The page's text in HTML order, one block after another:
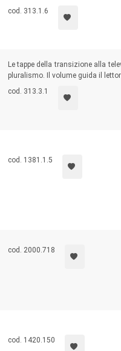
cod. 313.1.6
Le tappe della transizione alla
pluralismo. Il volume guida il
cod. 313.3.1
cod. 1381.1.5
cod. 2000.718
cod. 1420.150